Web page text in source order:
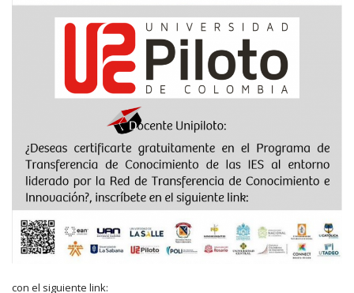
con el siguiente link: